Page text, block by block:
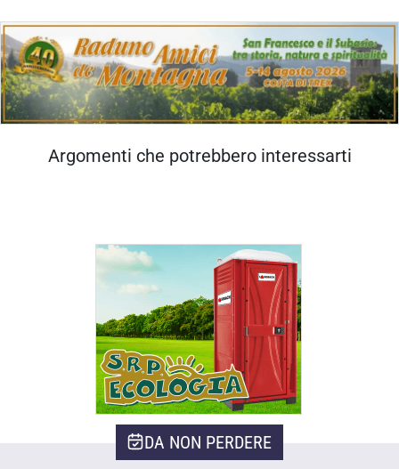
DA NON PERDERE
Argomenti che potrebbero interessarti